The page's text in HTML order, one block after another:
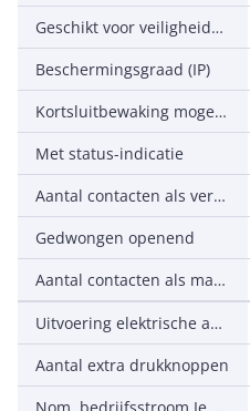
Geschikt voor veiligheidsfunctie
Beschermingsgraad (IP)
Kortsluitbewaking mogelijk
Met status-indicatie
Aantal contacten als verbreekcontact
Gedwongen openend
Aantal contacten als maakcontact
Uitvoering elektrische aansluiting
Aantal extra drukknoppen